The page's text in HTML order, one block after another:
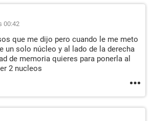
00:42
que me dijo pero cuando le me meto
un solo núcleo y al lado de la derecha
de memoria quieres para ponerla al
2 nucleos